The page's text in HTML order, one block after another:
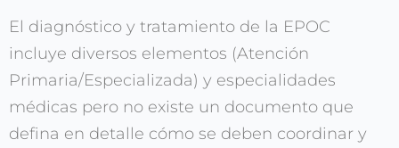
El diagnóstico y tratamiento de la EPOC
incluye diversos elementos (Atención
Primaria/Especializada) y especialidades
médicas pero no existe un documento que
defina en detalle cómo se deben coordinar y